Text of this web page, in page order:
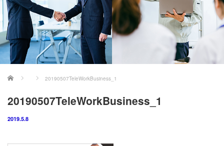
ホーム 20190507TeleWorkBusiness_1
20190507TeleWorkBusiness_1
2019.5.8